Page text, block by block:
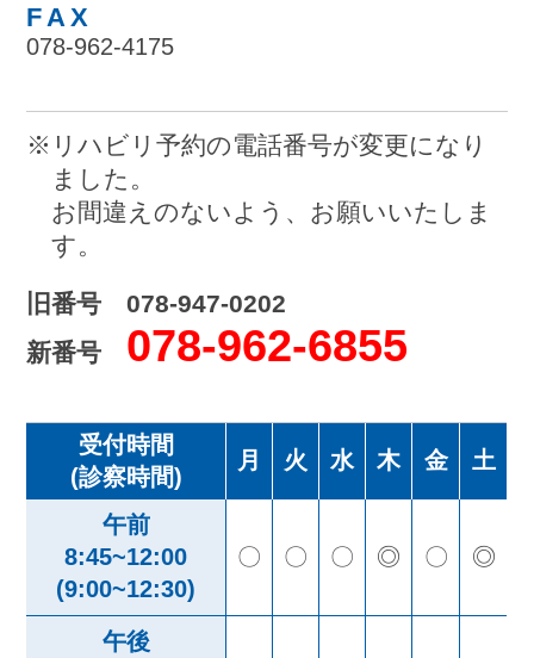
FAX
078-962-4175
※リハビリ予約の電話番号が変更になり
ました。
お間違えのないよう、お願いいたしま
す。
旧番号 078-947-0202
新番号 078-962-6855
受付時間
(診察時間)
月 火 水 木 金 土
午前
8:45~12:00
(9:00~12:30)
〇 〇 〇 ◎ 〇 ◎
午後